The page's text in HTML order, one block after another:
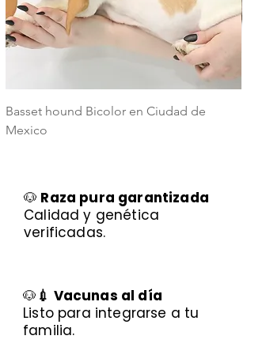
Basset hound Bicolor en Ciudad de
Mexico
🐶 Raza pura garantizada
Calidad y genética
verificadas.
🐶 💉 Vacunas al día
Listo para integrarse a tu
familia.